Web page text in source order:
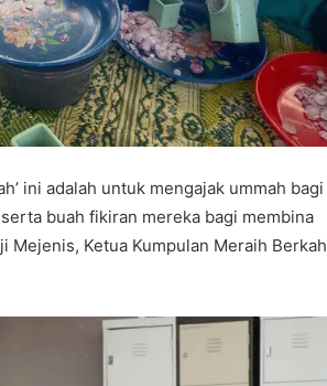
ini adalah untuk mengajak ummah bagi
buah fikiran mereka bagi membina
Mejenis, Ketua Kumpulan Meraih Berkah